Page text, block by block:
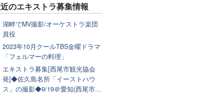
のエキストラ募集情報
湖畔でMV撮影/オーケストラ楽団
員役
2023年10月クールTBS金曜ドラマ
「フェルマーの料理」
エキストラ募集[西尾市観光協会
発]◆佐久島名所「イーストハウ
ス」の撮影◆9/19＠愛知(西尾市…